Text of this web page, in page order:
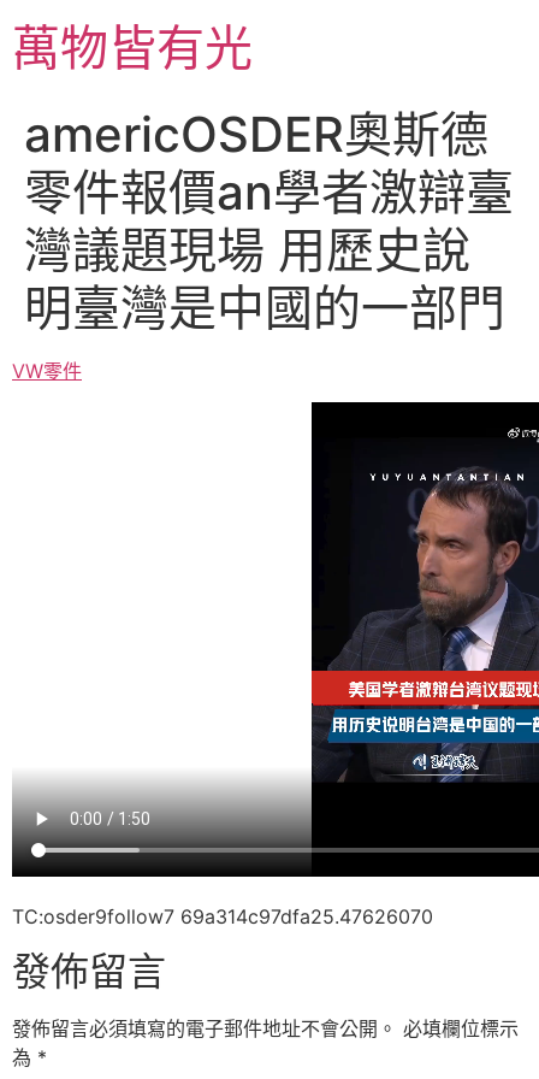
主萬物皆有光
americOSDER奧斯德
零件報價an學者激辯臺
灣議題現場 用歷史說
明臺灣是中國的一部門
VW零件
TC:osder9follow7 69a314c97dfa25.47626070
發佈留言
發佈留言必須填寫的電子郵件地址不會公開。 必填欄位標示
為 *